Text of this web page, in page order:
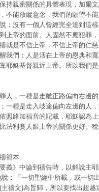
親密關係的具體表現，加爾文
不能放縱意念，我們的願望不
：沒有一個人曾經完全達到這
上帝的面前。人固然不應犯罪
就是不信上帝，不信上帝的仁
我們：人是活在上帝的恩典和
耶穌基督親近上帝。所以我們
，一種是走離正路偏向右邊的
一種是走入歧途偏向左邊的人
照路加福音的記載，耶穌認為
法利賽人跟上帝的關係更好。
範本
》中論到禱告時，以解說主耶
：「一切聖經中所載，或一切
禱文)為旨歸，所以要找出超越